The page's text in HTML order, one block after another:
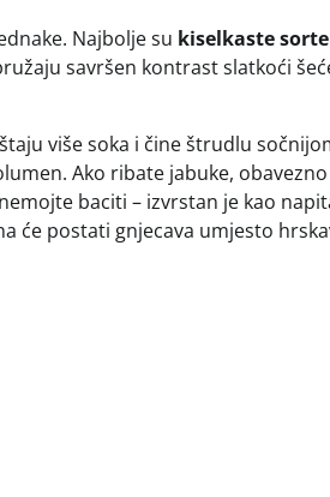
Najbolje su kiselkaste sorte
savršen kontrast slatkoći
više soka i čine štrudlu
Ako ribate jabuke,
baciti – izvrstan je kao
će postati gnjecava umjesto